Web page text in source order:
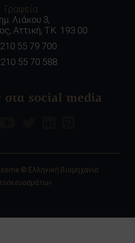
Γραφεία
Λιάκου 3,
Αττική, Τ.Κ. 193 00
55 79 700
:210 55 70 588
στα social media
© Ελληνική Βιομηχανία